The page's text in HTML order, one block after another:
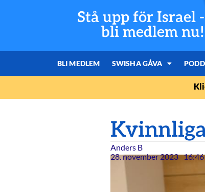
Stå upp för Israel -
bli medlem nu!
BLI MEDLEM SWISHA GÅVA PODD
Anders B
28. november 2023 16:46